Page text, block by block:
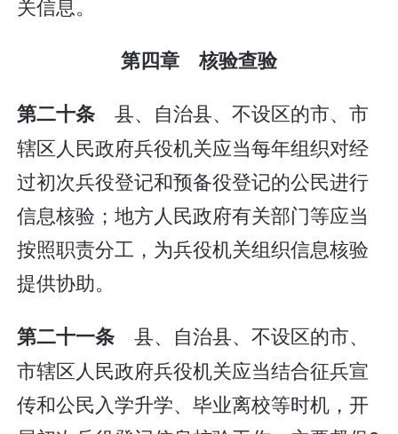
关信息。
第四章 核验查验
第二十条 县、自治县、不设区的市、市
辖区人民政府兵役机关应当每年组织对经
过初次兵役登记和预备役登记的公民进行
信息核验；地方人民政府有关部门等应当
按照职责分工，为兵役机关组织信息核验
提供协助。
第二十一条 县、自治县、不设区的市、
市辖区人民政府兵役机关应当结合征兵宣
传和公民入学升学、毕业离校等时机，开